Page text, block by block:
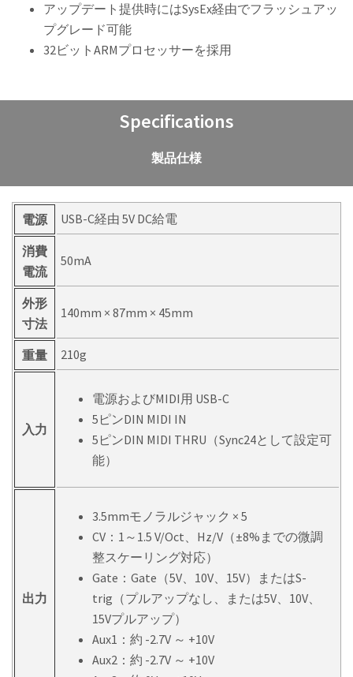
アップデート提供時にはSysEx経由でフラッシュアッ
プグレード可能
32ビットARMプロセッサーを採用
Specifications
製品仕様
電源 USB-C経由 5V DC給電
消費
電流
50mA
外形
寸法
140mm × 87mm × 45mm
重量 210g
入力
電源およびMIDI用 USB-C
5ピンDIN MIDI IN
5ピンDIN MIDI THRU（Sync24として設定可
能）
出力
3.5mmモノラルジャック × 5
CV：1～1.5 V/Oct、Hz/V（±8%までの微調
整スケーリング対応）
Gate：Gate（5V、10V、15V）またはS-
trig（プルアップなし、または5V、10V、
15Vプルアップ）
Aux1：約 -2.7V ～ +10V
Aux2：約 -2.7V ～ +10V